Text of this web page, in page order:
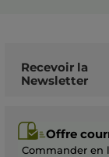
Recevoir la
Newsletter
Offre
Commander en